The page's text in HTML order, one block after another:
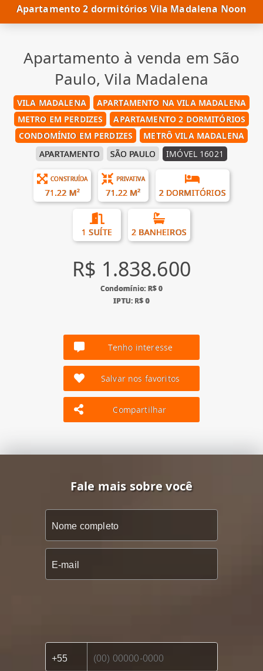
Apartamento 2 dormitórios Vila Madalena Noon
Apartamento à venda em São
Paulo, Vila Madalena
VILA MADALENA
APARTAMENTO NA VILA MADALENA
METRO EM PERDIZES
APARTAMENTO 2 DORMITÓRIOS
CONDOMÍNIO EM PERDIZES
METRÔ VILA MADALENA
APARTAMENTO
SÃO PAULO IMÓVEL 16021
CONSTRUÍDA
71.22 M²
PRIVATIVA
71.22 M² 2 DORMITÓRIOS
1 SUÍTE 2 BANHEIROS
R$ 1.838.600
Condomínio: R$ 0
IPTU: R$ 0
Tenho interesse
Salvar nos favoritos
Compartilhar
Fale mais sobre você